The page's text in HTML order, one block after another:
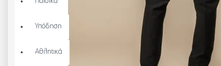
Υπόδηση
Αθλητικά